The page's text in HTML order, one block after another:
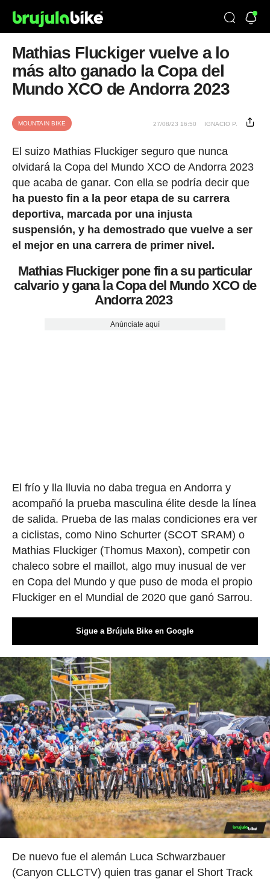
Mathias Fluckiger vuelve a lo
más alto ganado la Copa del
Mundo XCO de Andorra 2023
MOUNTAIN BIKE 27/08/23 16:50 IGNACIO P.
El suizo Mathias Fluckiger seguro que nunca
olvidará la Copa del Mundo XCO de Andorra 2023
que acaba de ganar. Con ella se podría decir que
ha puesto fin a la peor etapa de su carrera
deportiva, marcada por una injusta
suspensión, y ha demostrado que vuelve a ser
el mejor en una carrera de primer nivel.
Mathias Fluckiger pone fin a su particular
calvario y gana la Copa del Mundo XCO de
Andorra 2023
Anúnciate aquí
El frío y lla lluvia no daba tregua en Andorra y
acompañó la prueba masculina élite desde la línea
de salida. Prueba de las malas condiciones era ver
a ciclistas, como Nino Schurter (SCOT SRAM) o
Mathias Fluckiger (Thomus Maxon), competir con
chaleco sobre el maillot, algo muy inusual de ver
en Copa del Mundo y que puso de moda el propio
Fluckiger en el Mundial de 2020 que ganó Sarrou.
Sigue a Brújula Bike en Google
De nuevo fue el alemán Luca Schwarzbauer
(Canyon CLLCTV) quien tras ganar el Short Track